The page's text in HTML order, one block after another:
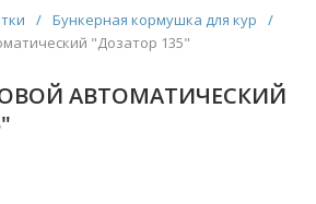
/ Бункерная кормушка для кур
/
"Дозатор 135"
АВТОМАТИЧЕСКИЙ